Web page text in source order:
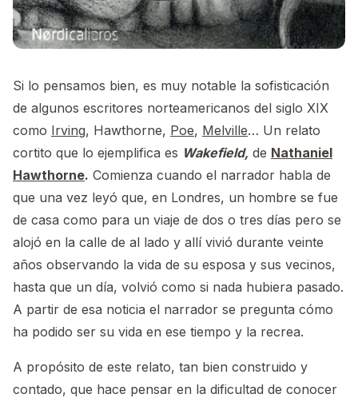
Si lo pensamos bien, es muy notable la sofisticación
de algunos escritores norteamericanos del siglo XIX
como Irving, Hawthorne, Poe, Melville… Un relato
cortito que lo ejemplifica es Wakefield, de Nathaniel
Hawthorne. Comienza cuando el narrador habla de
que una vez leyó que, en Londres, un hombre se fue
de casa como para un viaje de dos o tres días pero se
alojó en la calle de al lado y allí vivió durante veinte
años observando la vida de su esposa y sus vecinos,
hasta que un día, volvió como si nada hubiera pasado.
A partir de esa noticia el narrador se pregunta cómo
ha podido ser su vida en ese tiempo y la recrea.
A propósito de este relato, tan bien construido y
contado, que hace pensar en la dificultad de conocer